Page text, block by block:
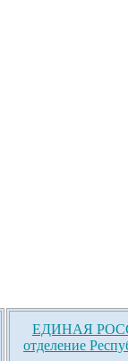
ЕДИНАЯ
отделение